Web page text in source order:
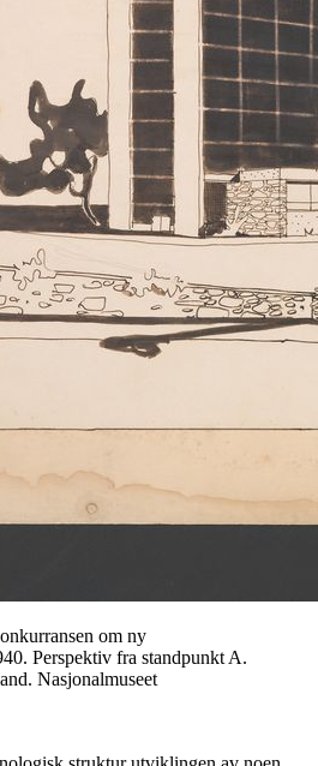
om ny
Perspektiv fra standpunkt A.
Nasjonalmuseet